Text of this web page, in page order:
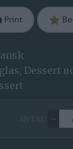
Print
Dessert
Ændre antal
–